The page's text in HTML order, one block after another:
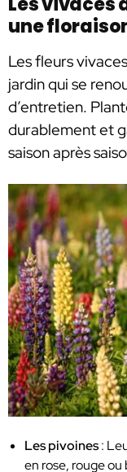
une
Les fleurs
jardin qui se
d’entretien.
durablement et
saison après
Les pivoines:
en rose, rouge